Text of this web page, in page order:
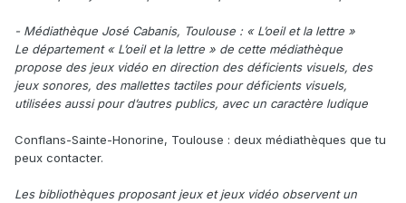
- Médiathèque José Cabanis, Toulouse : « L’oeil et la lettre »
Le département « L’oeil et la lettre » de cette médiathèque
propose des jeux vidéo en direction des déficients visuels, des
jeux sonores, des mallettes tactiles pour déficients visuels,
utilisées aussi pour d’autres publics, avec un caractère ludique
Conflans-Sainte-Honorine, Toulouse : deux médiathèques que tu
peux contacter.
Les bibliothèques proposant jeux et jeux vidéo observent un